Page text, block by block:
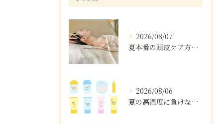
2026/08/07
夏本番の頭皮ケア方法と注意点
2026/08/06
夏の高湿度に負けない肌ケア術